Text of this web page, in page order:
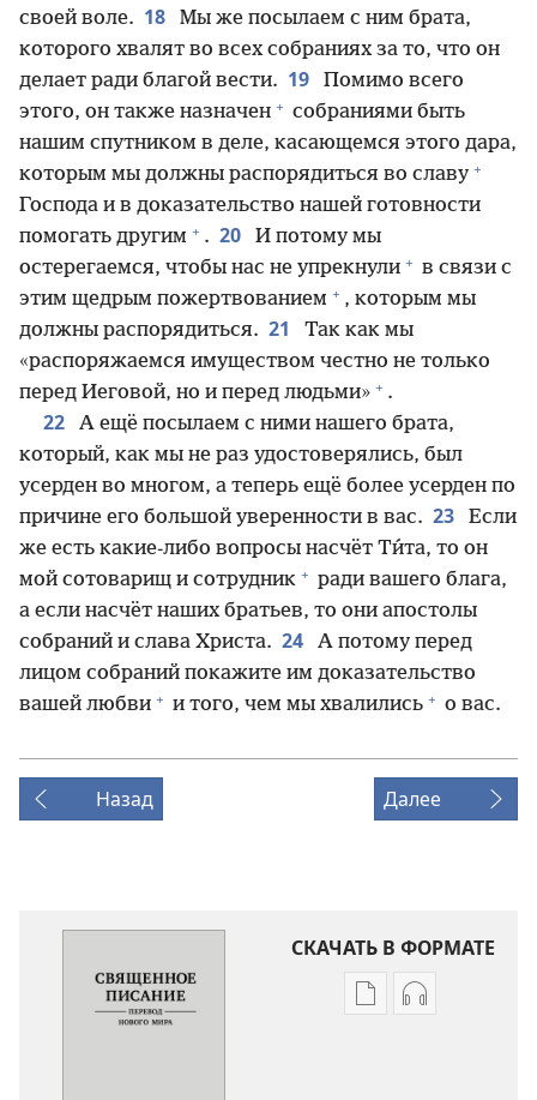
своей воле. 18
Мы же посылаем с ним брата,
которого хвалят во всех собраниях за то, что он
делает ради благой вести. 19
Помимо всего
этого, он также назначен + собраниями быть
нашим спутником в деле, касающемся этого дара,
которым мы должны распорядиться во славу +
Господа и в доказательство нашей готовности
помогать другим + . 20
И потому мы
остерегаемся, чтобы нас не упрекнули + в связи с
этим щедрым пожертвованием + , которым мы
должны распорядиться. 21
Так как мы
«распоряжаемся имуществом честно не только
перед Иеговой, но и перед людьми» + .
22
А ещё посылаем с ними нашего брата,
который, как мы не раз удостоверялись, был
усерден во многом, а теперь ещё более усерден по
причине его большой уверенности в вас. 23
Если
же есть какие-либо вопросы насчёт Ти́та, то он
мой сотоварищ и сотрудник + ради вашего блага,
а если насчёт наших братьев, то они апостолы
собраний и слава Христа. 24
А потому перед
лицом собраний покажите им доказательство
вашей любви + и того, чем мы хвалились + о вас.
Назад Далее
СКАЧАТЬ В ФОРМАТЕ
ВариантыВарианты